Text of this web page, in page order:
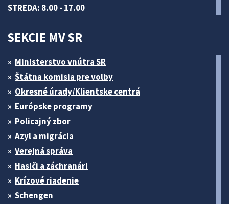
STREDA: 8.00 - 17.00
SEKCIE MV SR
Ministerstvo vnútra SR
Štátna komisia pre volby
Okresné úrady/Klientske centrá
Európske programy
Policajný zbor
Azyl a migrácia
Verejná správa
Hasiči a záchranári
Krízové riadenie
Schengen